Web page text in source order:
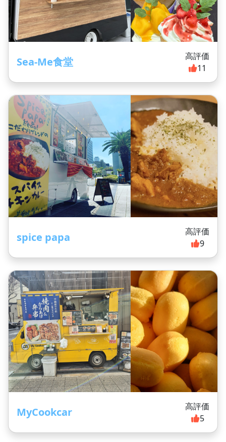
Sea-Me食堂
高評価
11
spice papa
高評価
9
MyCookcar
高評価
5